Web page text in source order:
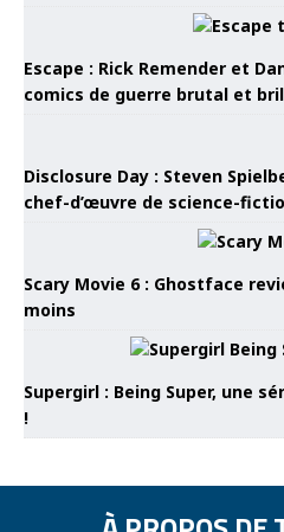
Escape : Rick Remender et
comics de guerre brutal et
Disclosure Day : Steven
chef-d’œuvre de science-
Scary Movie 6 : Ghostface
moins
Supergirl : Being Super, une
!